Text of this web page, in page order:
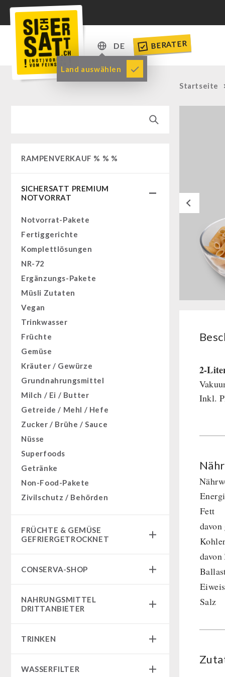
DE
DE
EN
Land auswählen
BERATER
RAMPENVERKAUF % % %
SICHERSATT PREMIUM
NOTVORRAT
Notvorrat-Pakete
Fertiggerichte
Komplettlösungen
NR-72
Ergänzungs-Pakete
Müsli Zutaten
Vegan
Trinkwasser
Früchte
Gemüse
Kräuter / Gewürze
Grundnahrungsmittel
Milch / Ei / Butter
Getreide / Mehl / Hefe
Zucker / Brühe / Sauce
Nüsse
Superfoods
Getränke
Non-Food-Pakete
Zivilschutz / Behörden
FRÜCHTE & GEMÜSE
GEFRIERGETROCKNET
SicherSatt Früchte
CONSERVA-SHOP
Instant Gerichte
CONVAR-7 Tasting Boxes
Tiernahrung
NAHRUNGSMITTEL
DRITTANBIETER
Innova Pakete
TRINKEN
WASSERFILTER
Startseite
2-
Inkl.
Fett
Salz